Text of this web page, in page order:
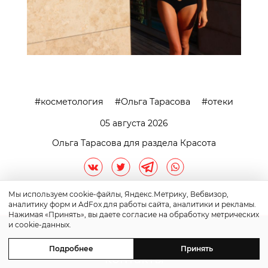
косметология Ольга Тарасова
отеки
05 августа 2026
Ольга Тарасова для раздела Красота
контакты
Мы используем cookie-файлы, Яндекс.Метрику, Вебвизор,
аналитику форм и AdFox для работы сайта, аналитики и рекламы.
Нажимая «Принять», вы даете согласие на обработку метрических
и cookie-данных.
Подробнее Принять